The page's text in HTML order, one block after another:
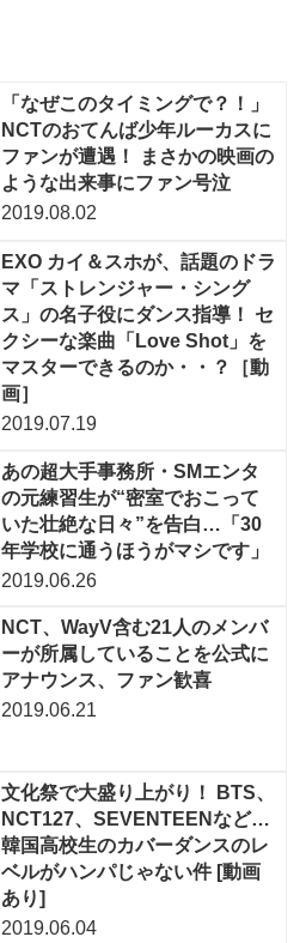
「なぜこのタイミングで？！」
NCTのおてんば少年ルーカスに
ファンが遭遇！ まさかの映画の
ような出来事にファン号泣
2019.08.02
EXO カイ＆スホが、話題のドラ
マ「ストレンジャー・シング
ス」の名子役にダンス指導！ セ
クシーな楽曲「Love Shot」を
マスターできるのか・・？［動
画］
2019.07.19
あの超大手事務所・SMエンタ
の元練習生が“密室でおこって
いた壮絶な日々”を告白…「30
年学校に通うほうがマシです」
2019.06.26
NCT、WayV含む21人のメンバ
ーが所属していることを公式に
アナウンス、ファン歓喜
2019.06.21
文化祭で大盛り上がり！ BTS、
NCT127、SEVENTEENなど…
韓国高校生のカバーダンスのレ
ベルがハンパじゃない件 [動画
あり]
2019.06.04